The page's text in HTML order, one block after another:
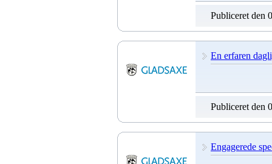
Publiceret den
En erfaren
Publiceret den
Engagerede